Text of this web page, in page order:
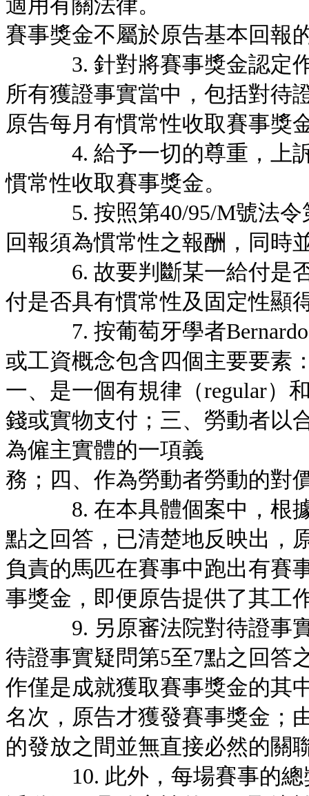
適用有關法律。
賽事獎金不屬於原告基本回報
3. 針對將賽事獎金認定作
所有獲證事實當中，包括對待
原告每月有慣常性收取賽事獎
4. 給予一切的尊重，上訴
慣常性收取賽事獎金。
5. 按照第40/95/M號法令第
回報須為慣常性之報酬，同時
6. 故要判斷某一給付是否
付是否具有慣常性及固定性顯
7. 按葡萄牙學者Bernardo
或工資概念包含四個主要要素
一、是一個有規律（regular）
錢或實物支付；三、勞動者以
為僱主實體的一項義
務；四、作為勞動者勞動的對
8. 在本具體個案中，根據
點之回答，已清楚地反映出，
負責的馬匹在賽事中跑出有賽
事獎金，即便原告提供了其工
9. 另原審法院對待證事實
待證事實疑問第5至7點之回答
作僅是成就獲取賽事獎金的其
名次，原告才獲發賽事獎金；
的發放之間並無直接必然的關
10. 此外，每場賽事的總獎